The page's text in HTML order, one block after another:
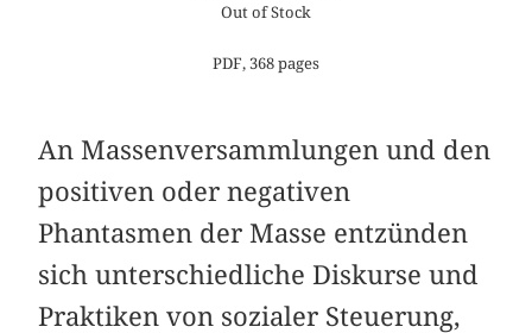
Out of Stock
PDF, 368 pages
An Massenversammlungen und den
positiven oder negativen
Phantasmen der Masse entzünden
sich unterschiedliche Diskurse und
Praktiken von sozialer Steuerung,